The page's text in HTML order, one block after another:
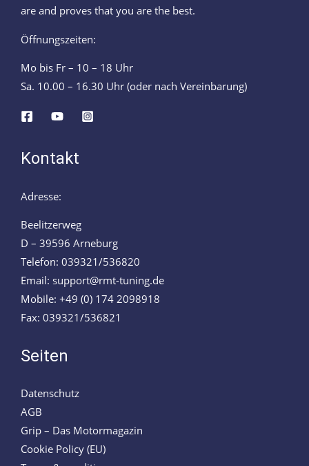
are and proves that you are the best.
Öffnungszeiten:
Mo bis Fr – 10 – 18 Uhr
Sa. 10.00 – 16.30 Uhr (oder nach Vereinbarung)
Kontakt
Adresse:
Beelitzerweg
D – 39596 Arneburg
Telefon: 039321/536820
Email: support@rmt-tuning.de
Mobile: +49 (0) 174 2098918
Fax: 039321/536821
Seiten
Datenschutz
AGB
Grip – Das Motormagazin
Cookie Policy (EU)